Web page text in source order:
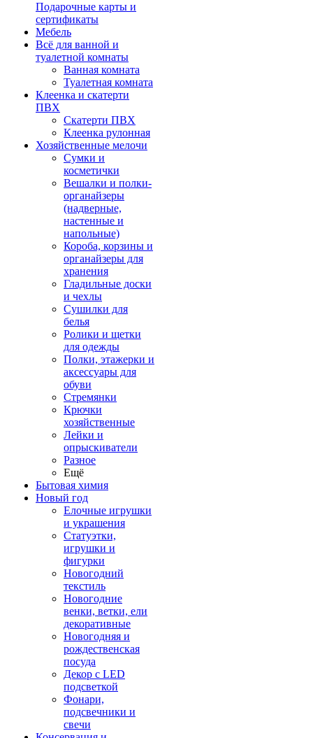
Подарочные карты и
сертификаты
Мебель
Всё для ванной и
туалетной комнаты
Ванная комната
Туалетная комната
Клеенка и скатерти
ПВХ
Скатерти ПВХ
Клеенка рулонная
Хозяйственные мелочи
Сумки и
косметички
Вешалки и полки-
органайзеры
(надверные,
настенные и
напольные)
Короба, корзины и
органайзеры для
хранения
Гладильные доски
и чехлы
Сушилки для
белья
Ролики и щетки
для одежды
Полки, этажерки и
аксессуары для
обуви
Стремянки
Крючки
хозяйственные
Лейки и
опрыскиватели
Разное
Ещё
Бытовая химия
Новый год
Елочные игрушки
и украшения
Статуэтки,
игрушки и
фигурки
Новогодний
текстиль
Новогодние
венки, ветки, ели
декоративные
Новогодняя и
рождественская
посуда
Декор с LED
подсветкой
Фонари,
подсвечники и
свечи